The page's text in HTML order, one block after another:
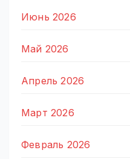
Июнь 2026
Май 2026
Апрель 2026
Март 2026
Февраль 2026